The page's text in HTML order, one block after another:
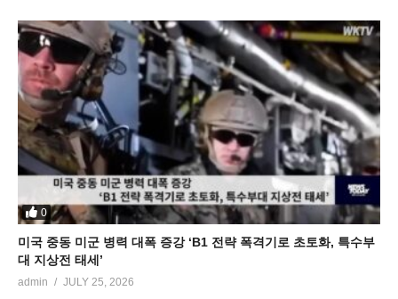
0
미국 중동 미군 병력 대폭 증강 ‘B1 전략 폭격기로 초토화, 특수부
대 지상전 태세’
admin JULY 25, 2026